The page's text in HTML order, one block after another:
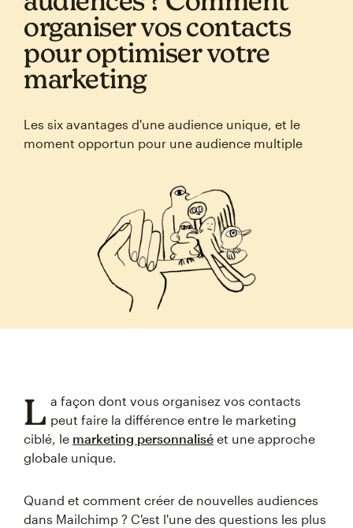
organiser vos contacts
pour optimiser votre
marketing
Les six avantages d'une audience unique, et le
moment opportun pour une audience multiple
L a façon dont vous organisez vos contacts
peut faire la différence entre le marketing
ciblé, le marketing personnalisé et une approche
globale unique.
Quand et comment créer de nouvelles audiences
dans Mailchimp ? C'est l'une des questions les plus